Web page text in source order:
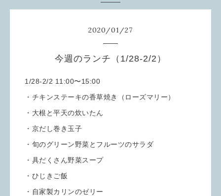
2020/01/27
今週のランチ（1/28-2/2）
1/28-2/2 11:00〜15:00
・チキンステーキの香草焼き（ローズマリー）
・大根と平天の炊いたん
・京だし巻き玉子
・旬のグリーン野菜とフルーツのサラダ
・具だくさん野菜スープ
・ひじきご飯
・自家製カリンのゼリー